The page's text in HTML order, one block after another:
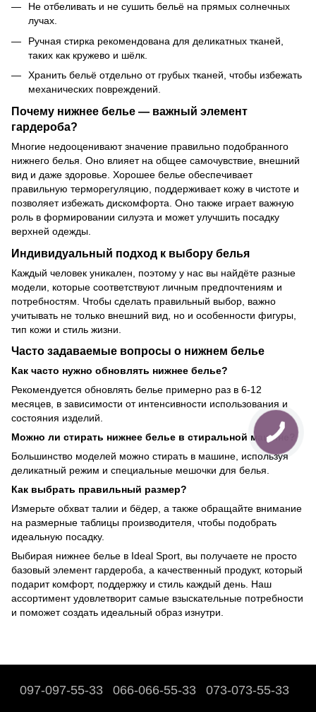
Не отбеливать и не сушить бельё на прямых солнечных
лучах.
Ручная стирка рекомендована для деликатных тканей,
таких как кружево и шёлк.
Хранить бельё отдельно от грубых тканей, чтобы избежать
механических повреждений.
Почему нижнее белье — важный элемент
гардероба?
Многие недооценивают значение правильно подобранного
нижнего белья. Оно влияет на общее самочувствие, внешний
вид и даже здоровье. Хорошее белье обеспечивает
правильную терморегуляцию, поддерживает кожу в чистоте и
позволяет избежать дискомфорта. Оно также играет важную
роль в формировании силуэта и может улучшить посадку
верхней одежды.
Индивидуальный подход к выбору белья
Каждый человек уникален, поэтому у нас вы найдёте разные
модели, которые соответствуют личным предпочтениям и
потребностям. Чтобы сделать правильный выбор, важно
учитывать не только внешний вид, но и особенности фигуры,
тип кожи и стиль жизни.
Часто задаваемые вопросы о нижнем белье
Как часто нужно обновлять нижнее белье?
Рекомендуется обновлять белье примерно раз в 6-12
месяцев, в зависимости от интенсивности использования и
состояния изделий.
Можно ли стирать нижнее белье в стиральной машине?
Большинство моделей можно стирать в машине, используя
деликатный режим и специальные мешочки для белья.
Как выбрать правильный размер?
Измерьте обхват талии и бёдер, а также обращайте внимание
на размерные таблицы производителя, чтобы подобрать
идеальную посадку.
Выбирая нижнее белье в Ideal Sport, вы получаете не просто
базовый элемент гардероба, а качественный продукт, который
подарит комфорт, поддержку и стиль каждый день. Наш
ассортимент удовлетворит самые взыскательные потребности
и поможет создать идеальный образ изнутри.
097-097-55-33 066-066-55-33 073-073-55-33